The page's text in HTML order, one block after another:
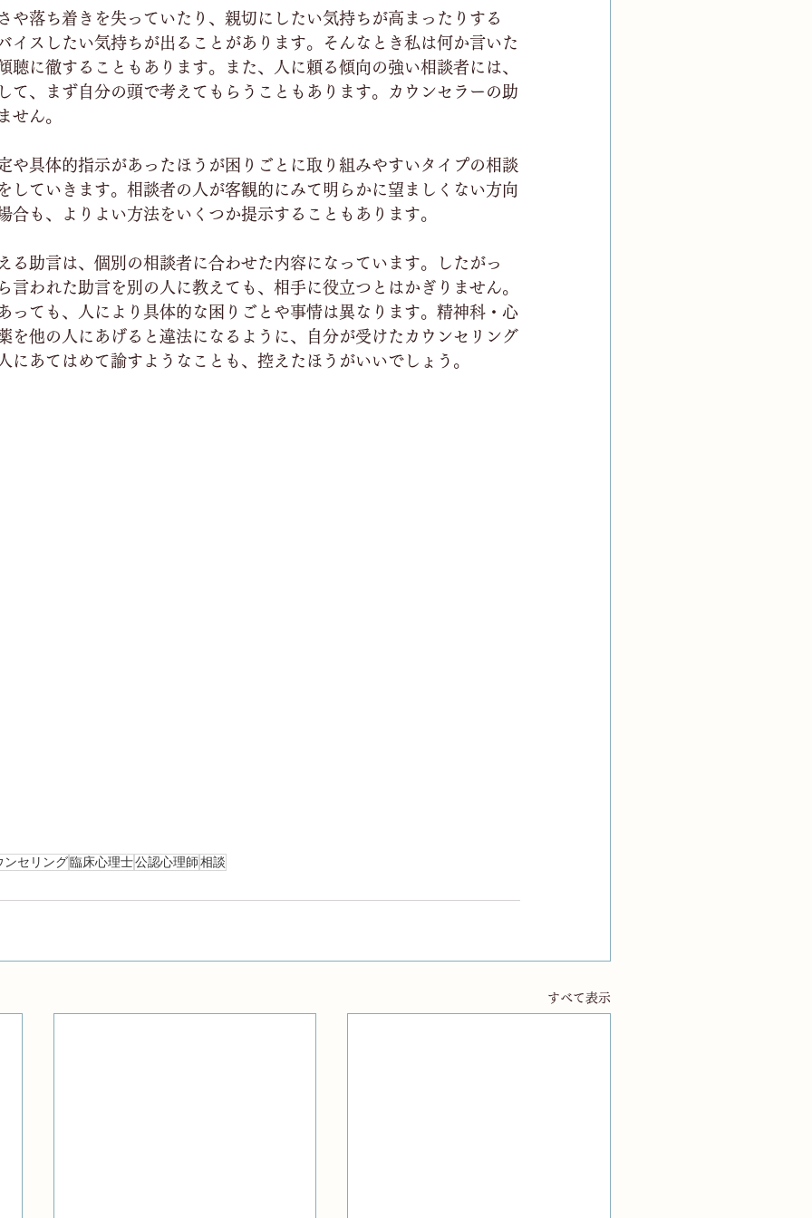
や落ち着きを失っていたり、親切にしたい気持ちが高まったりする
イスしたい気持ちが出ることがあります。そんなとき私は何か言いた
聴に徹することもあります。また、人に頼る傾向の強い相談者には、
て、まず自分の頭で考えてもらうこともあります。カウンセラーの助
せん。
や具体的指示があったほうが困りごとに取り組みやすいタイプの相談
していきます。相談者の人が客観的にみて明らかに望ましくない方向
合も、よりよい方法をいくつか提示することもあります。
る助言は、個別の相談者に合わせた内容になっています。したがっ
言われた助言を別の人に教えても、相手に役立つとはかぎりません。
っても、人により具体的な困りごとや事情は異なります。精神科・心
を他の人にあげると違法になるように、自分が受けたカウンセリング
にあてはめて諭すようなことも、控えたほうがいいでしょう。
ンセリング臨床心理士公認心理師相談
すべて表示